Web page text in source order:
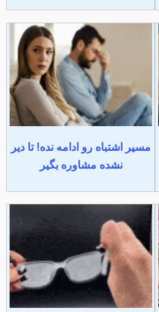
مسیر اشتباه رو ادامه نده! تا دیر
نشده مشاوره بگیر